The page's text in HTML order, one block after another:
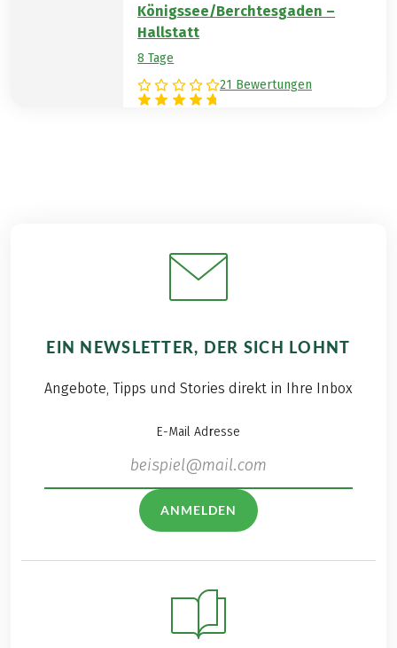
Königssee/Berchtesgaden –
Hallstatt
8 Tage
21 Bewertungen
EIN NEWSLETTER, DER SICH LOHNT
Angebote, Tipps und Stories direkt in Ihre Inbox
E-Mail Adresse
ANMELDEN